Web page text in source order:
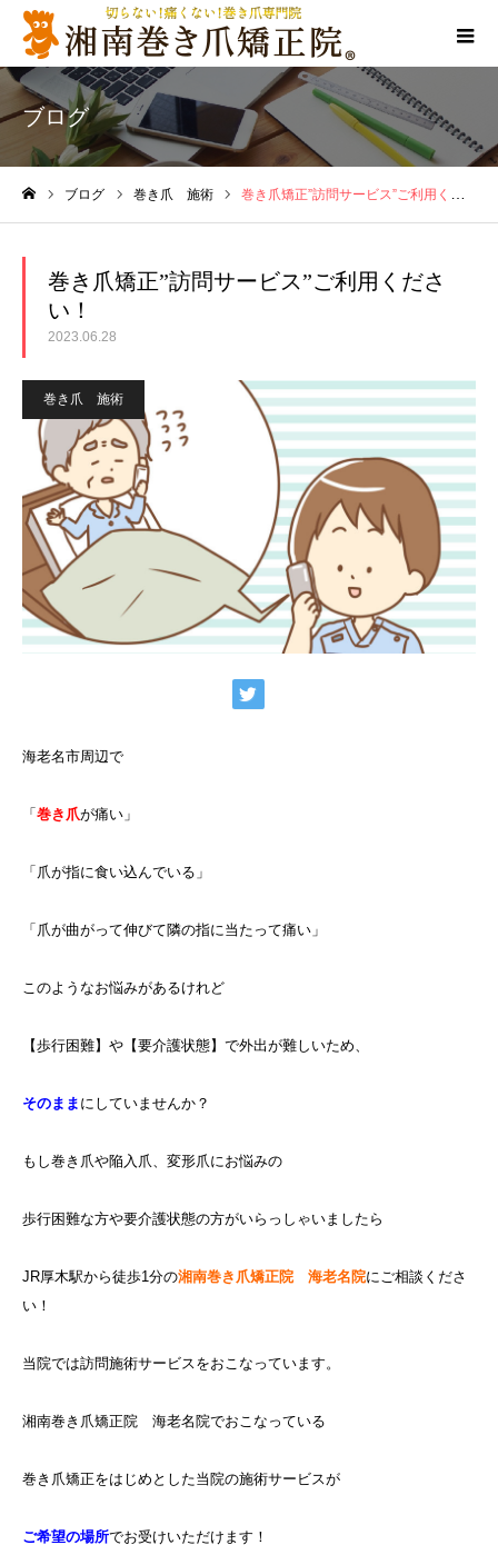
ブログ
ブログ 巻き爪 施術 巻き爪矯正”訪問サービス”ご利用ください！
巻き爪矯正”訪問サービス”ご利用くださ
い！
2023.06.28
巻き爪 施術
海老名市周辺で
「 巻き爪が痛い」
「爪が指に食い込んでいる」
「爪が曲がって伸びて隣の指に当たって痛い」
このようなお悩みがあるけれど
【歩行困難】や【要介護状態】で外出が難しいため、
そのまま にしていませんか？
もし巻き爪や陥入爪、変形爪にお悩みの
歩行困難な方や要介護状態の方がいらっしゃいましたら
JR厚木駅から徒歩1分の湘南巻き爪矯正院 海老名院にご相談くださ
い！
当院では訪問施術サービスをおこなっています。
湘南巻き爪矯正院 海老名院でおこなっている
巻き爪矯正をはじめとした当院の施術サービスが
ご希望の場所でお受けいただけます！